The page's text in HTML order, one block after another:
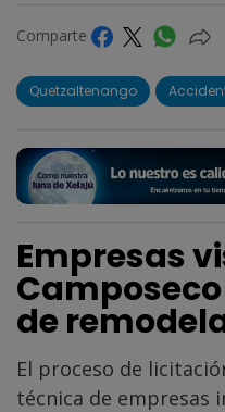
Comparte
Quetzaltenango
Empresas
de
El proceso de
técnica de empresas